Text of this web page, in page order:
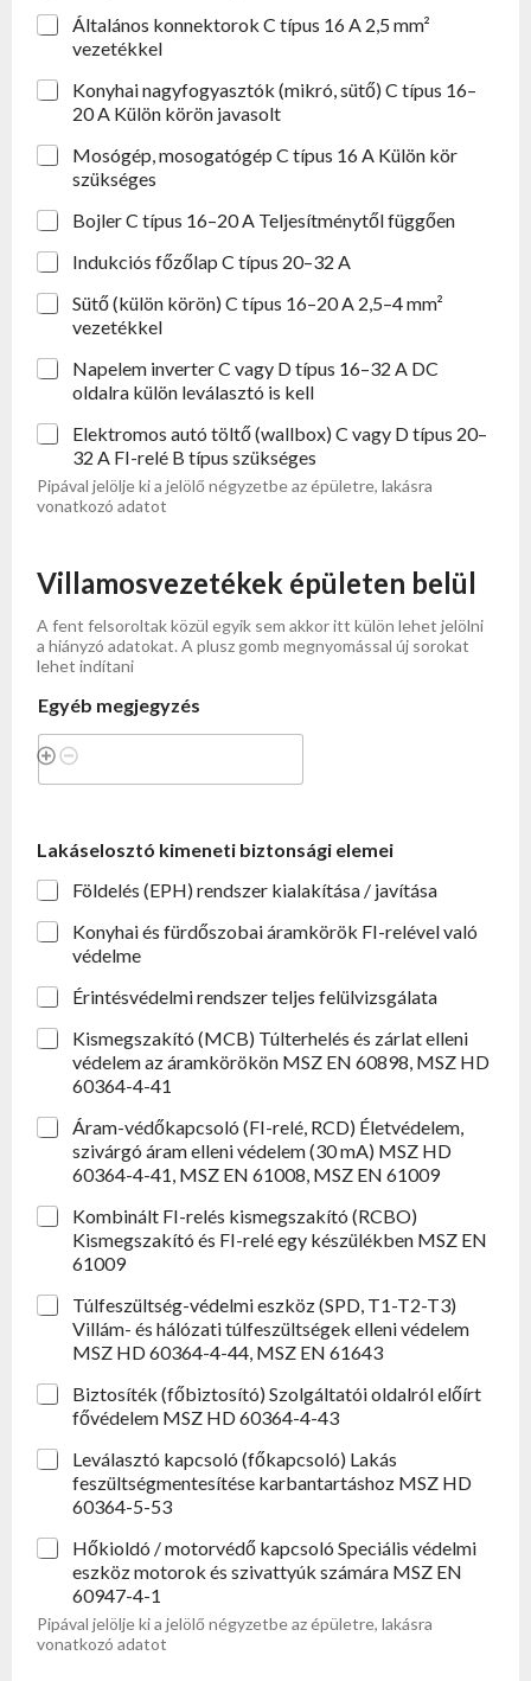
Általános konnektorok C típus 16 A 2,5 mm²
vezetékkel
Konyhai nagyfogyasztók (mikró, sütő) C típus 16–
20 A Külön körön javasolt
Mosógép, mosogatógép C típus 16 A Külön kör
szükséges
Bojler C típus 16–20 A Teljesítménytől függően
Indukciós főzőlap C típus 20–32 A
Sütő (külön körön) C típus 16–20 A 2,5–4 mm²
vezetékkel
Napelem inverter C vagy D típus 16–32 A DC
oldalra külön leválasztó is kell
Elektromos autó töltő (wallbox) C vagy D típus 20–
32 A FI-relé B típus szükséges
Pipával jelölje ki a jelölő négyzetbe az épületre, lakásra
vonatkozó adatot
Villamosvezetékek épületen belül
A fent felsoroltak közül egyik sem akkor itt külön lehet jelölni
a hiányzó adatokat. A plusz gomb megnyomással új sorokat
lehet indítani
Egyéb megjegyzés
Lakáselosztó kimeneti biztonsági elemei
Földelés (EPH) rendszer kialakítása / javítása
Konyhai és fürdőszobai áramkörök FI-relével való
védelme
Érintésvédelmi rendszer teljes felülvizsgálata
Kismegszakító (MCB) Túlterhelés és zárlat elleni
védelem az áramkörökön MSZ EN 60898, MSZ HD
60364-4-41
Áram-védőkapcsoló (FI-relé, RCD) Életvédelem,
szivárgó áram elleni védelem (30 mA) MSZ HD
60364-4-41, MSZ EN 61008, MSZ EN 61009
Kombinált FI-relés kismegszakító (RCBO)
Kismegszakító és FI-relé egy készülékben MSZ EN
61009
Túlfeszültség-védelmi eszköz (SPD, T1-T2-T3)
Villám- és hálózati túlfeszültségek elleni védelem
MSZ HD 60364-4-44, MSZ EN 61643
Biztosíték (főbiztosító) Szolgáltatói oldalról előírt
fővédelem MSZ HD 60364-4-43
Leválasztó kapcsoló (főkapcsoló) Lakás
feszültségmentesítése karbantartáshoz MSZ HD
60364-5-53
Hőkioldó / motorvédő kapcsoló Speciális védelmi
eszköz motorok és szivattyúk számára MSZ EN
60947-4-1
Pipával jelölje ki a jelölő négyzetbe az épületre, lakásra
vonatkozó adatot